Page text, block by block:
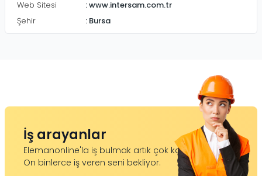
Web Sitesi :www.intersam.com.tr
Şehir
: Bursa
İş arayanlar
Elemanonline'la iş bulmak artık çok kolay.
On binlerce iş veren seni bekliyor.